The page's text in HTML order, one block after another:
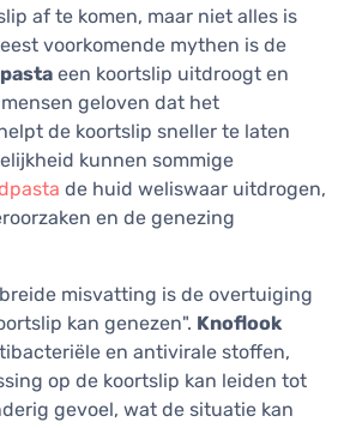
af te komen, maar niet alles is
voorkomende mythen is de
een koortslip uitdroogt en
geloven dat het
de koortslip sneller te laten
kunnen sommige
de huid weliswaar uitdrogen,
en de genezing
misvatting is de overtuiging
kan genezen". Knoflook
en antivirale stoffen,
op de koortslip kan leiden tot
gevoel, wat de situatie kan